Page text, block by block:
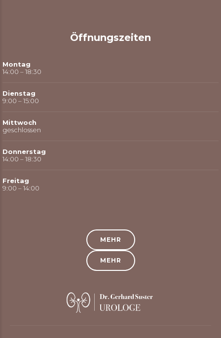
Öffnungszeiten
Montag
14:00 – 18:30
Dienstag
9:00 – 15:00
Mittwoch
geschlossen
Donnerstag
14:00 – 18:30
Freitag
9:00 – 14:00
MEHR
MEHR